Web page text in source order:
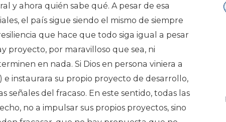
y ahora quién sabe qué. A pesar de esa
el país sigue siendo el mismo de siempre
que hace que todo siga igual a pesar
proyecto, por maravilloso que sea, ni
en nada. Si Dios en persona viniera a
e instaurara su propio proyecto de desarrollo,
señales del fracaso. En este sentido, todas las
no a impulsar sus propios proyectos, sino